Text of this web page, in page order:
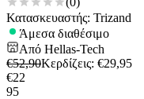
Κατασκευαστής: Trizand
Άμεσα διαθέσιμο
Από Hellas-Tech
€52,90Κερδίζεις: €29,95
€22
95